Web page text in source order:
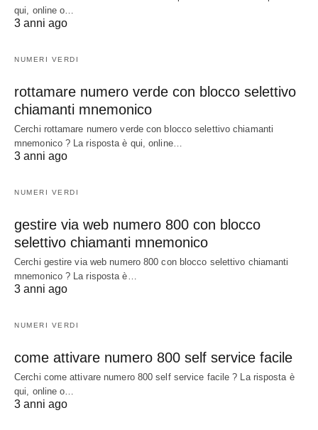
qui, online o…
3 anni ago
NUMERI VERDI
rottamare numero verde con blocco selettivo
chiamanti mnemonico
Cerchi rottamare numero verde con blocco selettivo chiamanti
mnemonico ? La risposta è qui, online…
3 anni ago
NUMERI VERDI
gestire via web numero 800 con blocco
selettivo chiamanti mnemonico
Cerchi gestire via web numero 800 con blocco selettivo chiamanti
mnemonico ? La risposta è…
3 anni ago
NUMERI VERDI
come attivare numero 800 self service facile
Cerchi come attivare numero 800 self service facile ? La risposta è
qui, online o…
3 anni ago